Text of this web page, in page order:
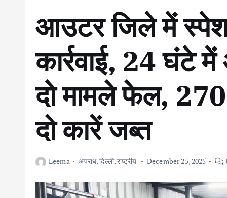
आउटर जिले में
कार्रवाई, 24 घंटे
दो मामले फेल,
दो कारें जब्त
Leema अपराध,दिल्ली,राष्ट्रीय December 25, 2025